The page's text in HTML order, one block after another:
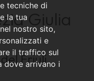
tecniche di
la tua
nostro sito,
e
il traffico sul
dove arrivano i
Giulia
Friuli